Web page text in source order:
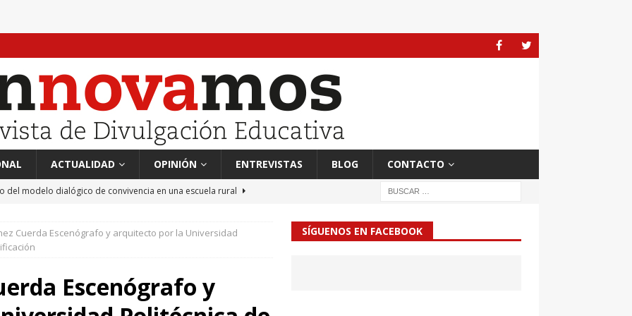
ACTUALIDAD OPINIÓN ENTREVISTAS BLOG CONTACTO
del modelo dialógico de convivencia en una escuela rural
en tierra, vendimiador en mar” Tributo a Rafael Alberti del
sociocultural y educación ético-cívica
CULTURA
Llanos
MIL PALABRAS
Cuerda Escenógrafo y arquitecto por la Universidad
Escenógrafo y
SÍGUENOS EN FACEBOOK